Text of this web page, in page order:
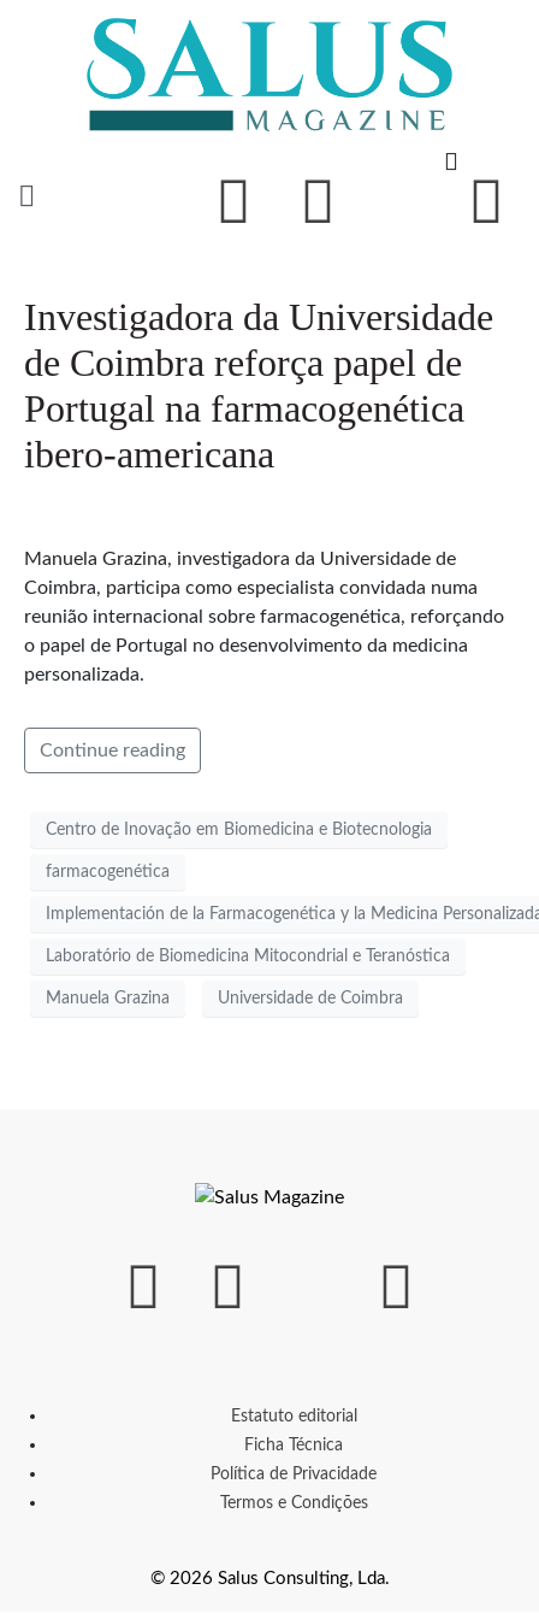
Investigadora da Universidade
de Coimbra reforça papel de
Portugal na farmacogenética
ibero-americana
Manuela Grazina, investigadora da Universidade de
Coimbra, participa como especialista convidada numa
reunião internacional sobre farmacogenética, reforçando
o papel de Portugal no desenvolvimento da medicina
personalizada.
Continue reading
Centro de Inovação em Biomedicina e Biotecnologia
farmacogenética
Implementación de la Farmacogenética y la Medicina
Laboratório de Biomedicina Mitocondrial e Teranóstica
Manuela Grazina Universidade de Coimbra
Estatuto editorial
Ficha Técnica
Política de Privacidade
Termos e Condições
© 2026 Salus Consulting, Lda.